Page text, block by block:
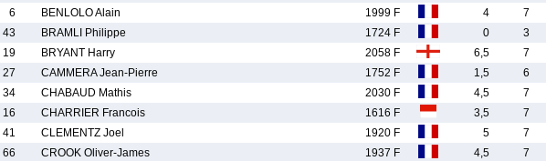
6
BENLOLO Alain 1999 F 4
7
43
BRAMLI Philippe 1724 F 0
3
19
BRYANT Harry 2058 F 6,5
7
27
CAMMERA Jean-Pierre 1752 F 1,5
6
34
CHABAUD Mathis 2030 F 4,5
7
16
CHARRIER Francois 1616 F 3,5
7
41
CLEMENTZ Joel 1920 F 5
7
66
CROOK Oliver-James 1937 F 4,5
7